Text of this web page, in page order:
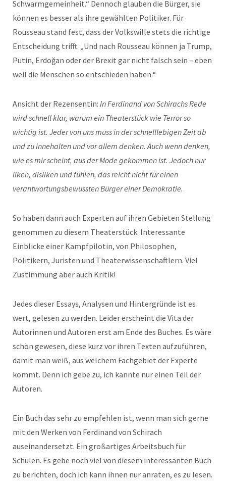
Schwarmgemeinheit.“ Dennoch glauben die Bürger, sie
können es besser als ihre gewählten Politiker. Für
Rousseau stand fest, dass der Volkswille stets die richtige
Entscheidung trifft. „Und nach Rousseau können ja Trump,
Putin, Erdoğan oder der Brexit gar nicht falsch sein – eben
weil die Menschen so entschieden haben.“
Ansicht der Rezensentin: In Ferdinand von Schirachs Rede
wird schnell klar, warum ein Theaterstück wie Terror so
wichtig ist. Jeder von uns muss in der schnelllebigen Zeit ab
und zu innehalten und vor allem denken. Auch wenn denken,
wie es mir scheint, aus der Mode gekommen ist. Jedoch nur
liken, disliken und fühlen, das reicht nicht für einen
verantwortungsbewussten Bürger einer Demokratie.
So haben dann auch Experten auf ihren Gebieten Stellung
genommen zu diesem Theaterstück. Interessante
Einblicke einer Kampfpilotin, von Philosophen,
Politikern, Juristen und Theaterwissenschaftlern. Viel
Zustimmung aber auch Kritik!
Jedes dieser Essays, Analysen und Hintergründe ist es
wert, gelesen zu werden. Leider erscheint die Vita der
Autorinnen und Autoren erst am Ende des Buches. Es wäre
schön gewesen, diese kurz vor ihren Texten aufzuführen,
damit man weiß, aus welchem Fachgebiet der Experte
kommt. Denn ich gebe zu, ich kannte nur einen Teil der
Autoren.
Ein Buch das sehr zu empfehlen ist, wenn man sich gerne
mit den Werken von Ferdinand von Schirach
auseinandersetzt. Ein großartiges Arbeitsbuch für
Schulen. Es gebe noch viel von diesem interessanten Buch
zu berichten, doch ich kann ihnen nur anraten, es zu lesen.